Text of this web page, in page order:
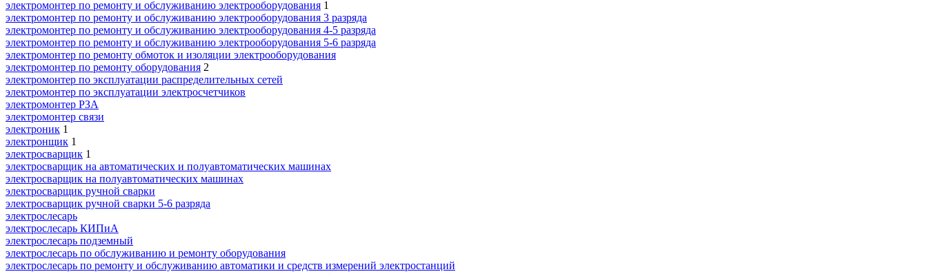
электромонтер по ремонту и обслуживанию электрооборудования 1
электромонтер по ремонту и обслуживанию электрооборудования 3 разряда
электромонтер по ремонту и обслуживанию электрооборудования 4-5 разряда
электромонтер по ремонту и обслуживанию электрооборудования 5-6 разряда
электромонтер по ремонту обмоток и изоляции электрооборудования
электромонтер по ремонту оборудования 2
электромонтер по эксплуатации распределительных сетей
электромонтер по эксплуатации электросчетчиков
электромонтер РЗА
электромонтер связи
электроник 1
электронщик 1
электросварщик 1
электросварщик на автоматических и полуавтоматических машинах
электросварщик на полуавтоматических машинах
электросварщик ручной сварки
электросварщик ручной сварки 5-6 разряда
электрослесарь
электрослесарь КИПиА
электрослесарь подземный
электрослесарь по обслуживанию и ремонту оборудования
электрослесарь по ремонту и обслуживанию автоматики и средств измерений электростанций